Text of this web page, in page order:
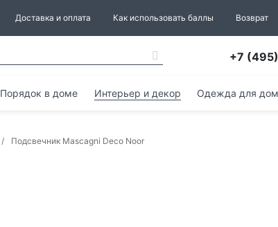
Доставка и оплата Как использовать баллы Возврат
+7
Порядок в доме Интерьер и декор Одежда для
Подсвечник Mascagni Deco Noor